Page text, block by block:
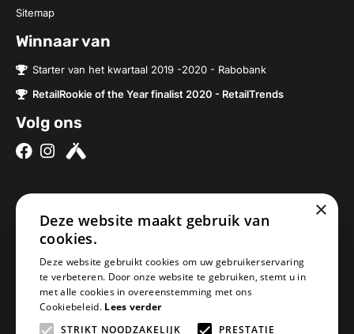
Sitemap
Winnaar van
Starter van het kwartaal 2019 -2020 - Rabobank
RetailRookie of the Year finalist 2020 - RetailTrends
Volg ons
Over ons
Brouwerijen
Onze bieren
Onze bierpakketten
Biercheque inleveren
5076SV Haaren
Nederland
info@geheimbiertje.nl
KVK: 76419304
×
Deze website maakt gebruik van
cookies.
Deze website gebruikt cookies om uw gebruikerservaring
te verbeteren. Door onze website te gebruiken, stemt u in
met alle cookies in overeenstemming met ons
Cookiebeleid. Lees verder
STRIKT NOODZAKELIJK
PRESTATIE